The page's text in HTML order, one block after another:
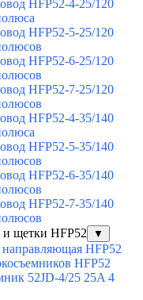
HFP52-4-25/120
HFP52-5-25/120
HFP52-6-25/120
HFP52-7-25/120
HFP52-4-35/140
HFP52-5-35/140
HFP52-6-35/140
HFP52-7-35/140
щетки HFP52
▼
HFP52
HFP52
52JD-4/25 25A 4